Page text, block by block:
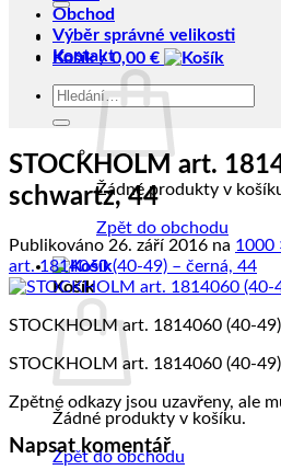
Košík /0,00 €
Žádné produkty v
Zpět do obchodu
Košík
Žádné produkty v košíku.
Zpět do obchodu
Obchod
Výběr správné velikosti
Kontakt
Hledat:
STOCKHOLM art.
schwartz, 44
Publikováno 26. září 2016 na 1000
art. 1814060 (40-49) – černá, 44
STOCKHOLM art. 1814060 (40-
STOCKHOLM art. 1814060 (40-
Zpětné odkazy jsou uzavřeny, ale
Napsat komentář